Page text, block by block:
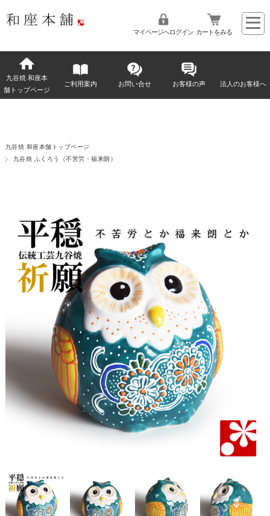
マイページへログイン カートをみる
九谷焼 和座本
舗トップページ
ご利用案内 お問い合せ お客様の声 法人のお客様へ
九谷焼 和座本舗トップページ
九谷焼 ふくろう（不苦労・福来朗）